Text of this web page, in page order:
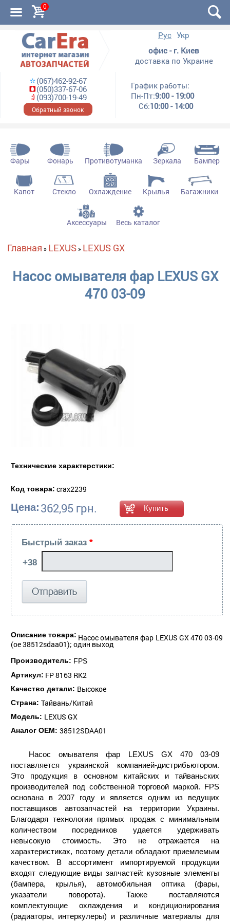
0
Рус Укр
офис - г. Киев
доставка по Украине
(067)462-92-67
(050)337-67-06
(093)700-19-49
Обратный звонок
График работы:
Пн-Пт:9:00 - 19:00
Сб:10:00 - 14:00
Фары Фонарь Противотуманка Зеркала Бампер
Капот Стекло Охлаждение Крылья Багажники
Аксессуары Весь каталог
Вы здесь
Главная » LEXUS» LEXUS GX
Насос омывателя фар LEXUS GX
470 03-09
Технические характерстики:
Код товара: crax2239
Цена: 362,95 грн.
Быстрый заказ *
Описание товара: Насос омывателя фар LEXUS GX 470 03-09
(oe 38512sdaa01); один выход
Производитель: FPS
Артикул: FP 8163 RK2
Качество детали: Высокое
Страна: Тайвань/Китай
Модель: LEXUS GX
Аналог ОЕМ: 38512SDAA01
Насос омывателя фар LEXUS GX 470 03-09
поставляется украинской компанией-дистрибьютором.
Это продукция в основном китайских и тайваньских
производителей под собственной торговой маркой. FPS
основана в 2007 году и является одним из ведущих
поставщиков автозапчастей на территории Украины.
Благодаря технологии прямых продаж с минимальным
количеством посредников удается удерживать
невысокую стоимость. Это не отражается на
характеристиках, поэтому детали обладают приемлемым
качеством. В ассортимент импортируемой продукции
входят следующие виды запчастей: кузовные элементы
(бампера, крылья), автомобильная оптика (фары,
указатели поворота). Также поставляются
комплектующие охлаждения и кондиционирования
(радиаторы, интеркулеры) и различные материалы для